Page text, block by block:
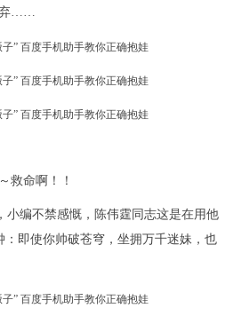
弃……
救命啊！！
小编不禁感慨，陈伟霆同志这是在用他
：即使你帅破苍穹，坐拥万千迷妹，也